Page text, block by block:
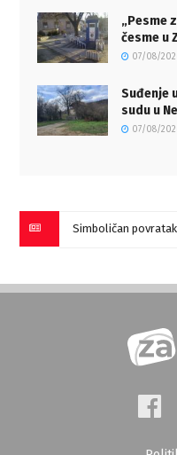
„Pesme
česme u
07/08/
Suđenje
sudu u
07/08/